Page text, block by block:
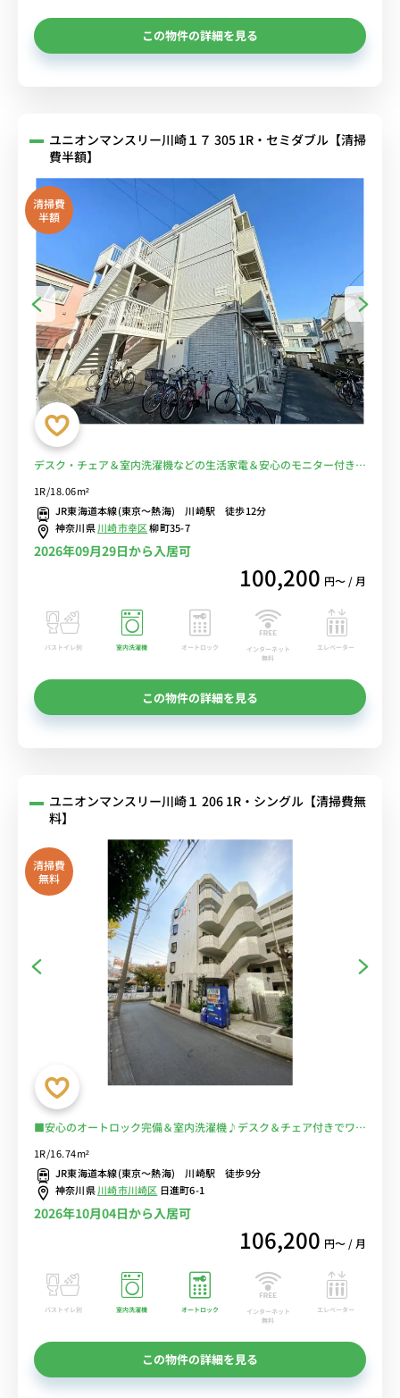
この物件の詳細を見る
ユニオンマンスリー川崎１７ 305 1R・セミダブル【清掃
費半額】
清掃費
半額
デスク・チェア＆室内洗濯機などの生活家電＆安心のモニター付きイ
にはミューザ川崎やラゾーナ川崎プラザなど複数あるため買い物から
映画など休日も楽しめます■選べるWi-Fi格安レンタル中！
1R/18.06m²
JR東海道本線(東京～熱海) 川崎駅 徒歩12分
神奈川県川崎市幸区柳町35-7
2026年09月29日から入居可
100,200 円〜 / 月
バストイレ別 室内洗濯機 オートロック
インターネット
無料
エレベーター
この物件の詳細を見る
ユニオンマンスリー川崎１ 206 1R・シングル【清掃費無
料】
清掃費
無料
■安心のオートロック完備＆室内洗濯機♪デスク＆チェア付きでワー
ら多数の路線が利用可能/東京・秋葉原・横浜まで乗換なし/コンビニ
至近■選べるWi-Fi格安レンタル中！
1R/16.74m²
JR東海道本線(東京～熱海) 川崎駅 徒歩9分
神奈川県川崎市川崎区 日進町6-1
2026年10月04日から入居可
106,200 円〜 / 月
バストイレ別 室内洗濯機 オートロック
インターネット
無料
エレベーター
この物件の詳細を見る